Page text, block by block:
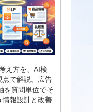
え方を、AI検
点で解説。広告
を質問単位でそ
情報設計と改善